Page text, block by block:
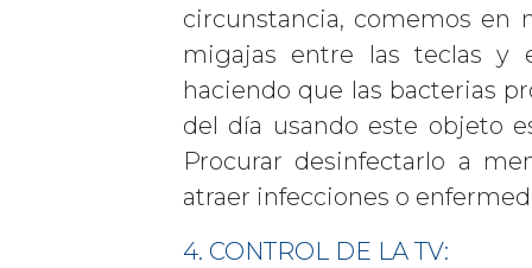
circunstancia, comemos en
migajas entre las teclas y
haciendo que las bacterias
del día usando este objeto
Procurar desinfectarlo a
atraer infecciones o
4. CONTROL DE LA TV: